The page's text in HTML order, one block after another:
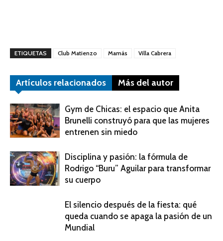
ETIQUETAS Club Matienzo Mamás Villa Cabrera
Artículos relacionados Más del autor
Gym de Chicas: el espacio que Anita
Brunelli construyó para que las mujeres
entrenen sin miedo
Disciplina y pasión: la fórmula de
Rodrigo “Buru” Aguilar para transformar
su cuerpo
El silencio después de la fiesta: qué
queda cuando se apaga la pasión de un
Mundial